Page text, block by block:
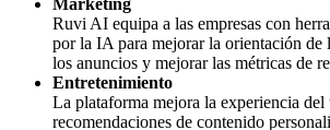
Marketing
Ruvi AI equipa a las empresas con
por la IA para mejorar la orientación de
los anuncios y mejorar las métricas de
Entretenimiento
La plataforma mejora la experiencia del
recomendaciones de contenido